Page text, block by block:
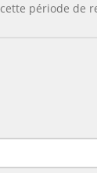
période de